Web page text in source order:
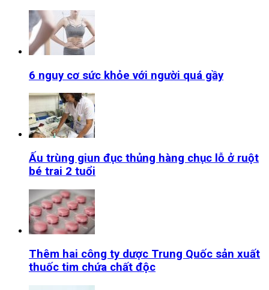
6 nguy cơ sức khỏe với người quá gầy
Ấu trùng giun đục thủng hàng chục lỗ ở ruột
bé trai 2 tuổi
Thêm hai công ty dược Trung Quốc sản xuất
thuốc tim chứa chất độc